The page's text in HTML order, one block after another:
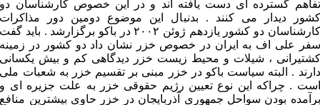
تفاهم گسترده ای دست یافته اند و در این خصوص کارشناسان دو
کشور دیدار می کنند . بدنبال این موضوع دومین دور مذاکرات
کارشناسان دو کشور یازدهم ژوئن ۲۰۰۲ در باکو برگزارشد . باید گفت
سفر علی اف به ایران در خصوص خزر نشان داد دو کشور در زمینه
کشتیرانی ، شیلات و محیط زیست خزر دیدگاهی کم و بیش یکسانی
دارند . البته سیاست باکو در خزر مبنی بر تقسیم خزر به شعبات ملی
است . چراکه این نوع تعیین رژیم حقوقی خزر به علت جزیره ای و
برآمده بودن سواحل جمهوری آذربایجان در خزر حاوی بیشترین منافع